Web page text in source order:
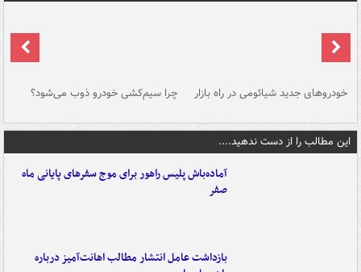
خودروهای جدید شیائومی در راه بازار چرا سیم‌کشی خودرو ذوب می‌شود؟
این مطالب را از دست ندهید....
آماده‌باش پلیس راهور برای موج سفرهای پایانی ماه
صفر
بازداشت عامل انتشار مطالب اهانت‌آمیز درباره